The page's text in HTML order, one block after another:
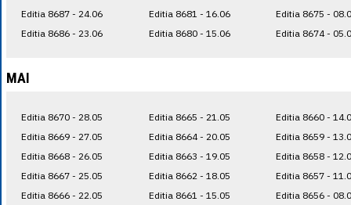
Editia 8687 - 24.06
Editia 8686 - 23.06
Editia 8681 - 16.06
Editia 8680 - 15.06
Editia 8675 -
Editia 8674 -
MAI
Editia 8670 - 28.05
Editia 8669 - 27.05
Editia 8668 - 26.05
Editia 8667 - 25.05
Editia 8666 - 22.05
Editia 8665 - 21.05
Editia 8664 - 20.05
Editia 8663 - 19.05
Editia 8662 - 18.05
Editia 8661 - 15.05
Editia 8660 -
Editia 8659 -
Editia 8658 -
Editia 8657 -
Editia 8656 -